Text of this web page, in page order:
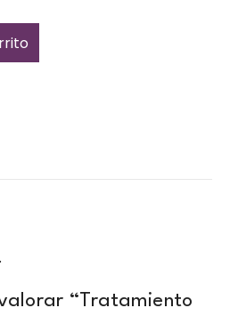
“Tratamiento